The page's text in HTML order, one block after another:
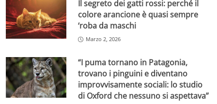
Il segreto dei gatti rossi: perché il
colore arancione è quasi sempre
‘roba da maschi
Marzo 2, 2026
“I puma tornano in Patagonia,
trovano i pinguini e diventano
improvvisamente sociali: lo studio
di Oxford che nessuno si aspettava”